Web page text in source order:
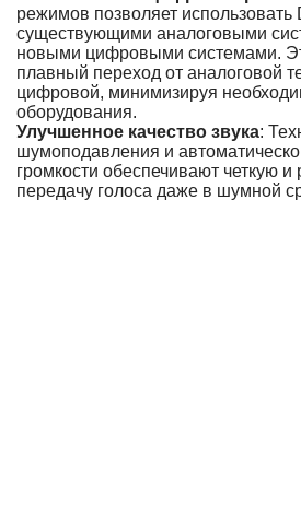
режимов позволяет использовать
существующими аналоговыми
новыми цифровыми системами.
плавный переход от аналоговой
цифровой, минимизируя
оборудования.
Улучшенное качество звука:
шумоподавления и
громкости обеспечивают четкую и
передачу голоса даже в шумной